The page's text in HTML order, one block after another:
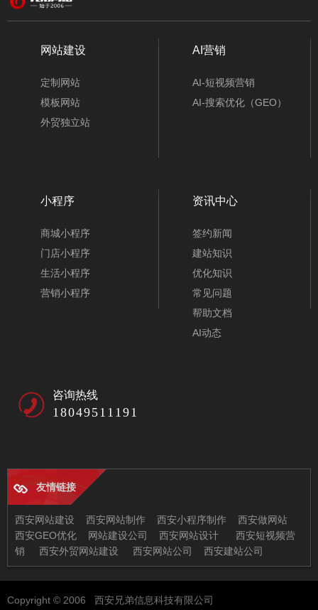
网站建设
定制网站
模板网站
外贸独立站
AI营销
AI-短视频营销
AI-搜索优化（GEO）
小程序
商城小程序
门店小程序
生活小程序
营销小程序
资讯中心
签约新闻
建站知识
优化知识
常见问题
帮助文档
AI动态
咨询热线
18049511191
地址：西安市未央区恒大都市广场11-2
友情链接
西安网站建设 西安网站制作 西安小程序制作
西安做网站
西安GEO优化
网站建设公司 西安网站设计
西安短视频营
销
西安外贸网站建设 西安网站公司 西安建站公司
Copyright © 2006 西安兄弟信息科技有限公司